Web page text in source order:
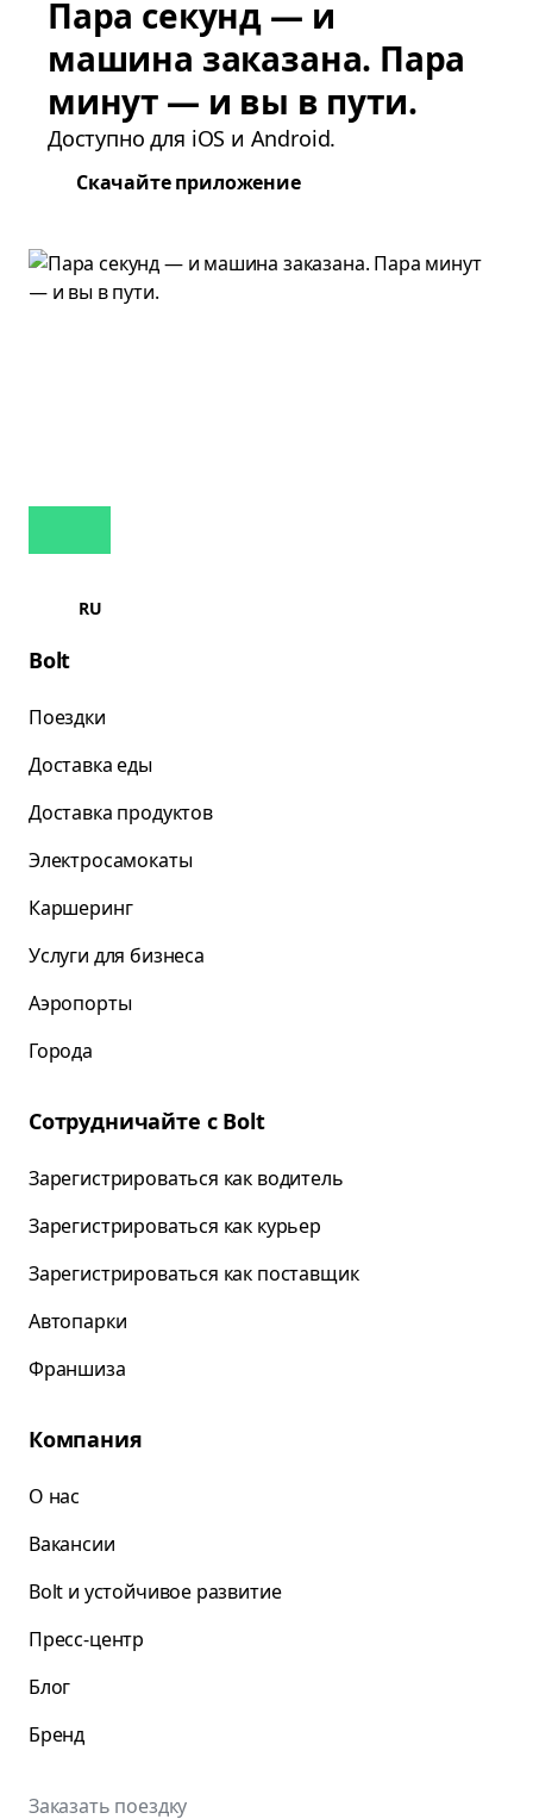
Пара секунд — и
машина заказана. Пара
минут — и вы в пути.
Доступно для iOS и Android.
Скачайте приложение
RU
Bolt
Поездки
Доставка еды
Доставка продуктов
Электросамокаты
Каршеринг
Услуги для бизнеса
Аэропорты
Города
Сотрудничайте с Bolt
Зарегистрироваться как водитель
Зарегистрироваться как курьер
Зарегистрироваться как поставщик
Автопарки
Франшиза
Компания
О нас
Вакансии
Bolt и устойчивое развитие
Пресс-центр
Блог
Бренд
Заказать поездку